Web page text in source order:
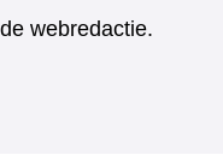
webredactie.